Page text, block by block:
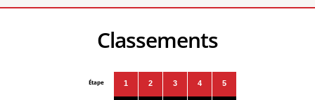
Classements
Étape 1 2 3 4 5